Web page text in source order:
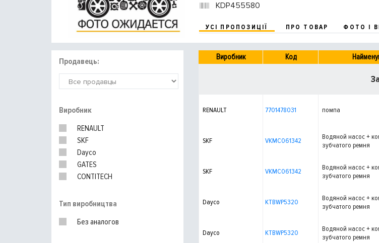
KDP455580
УСІ ПРОПОЗИЦІЇ ПРО ТОВАР ФОТО І
Продавець:
Виробник
RENAULT
SKF
Dayco
GATES
CONTITECH
Тип виробництва
Без аналогов
Виробник Код
RENAULT 7701478031 помпа
SKF VKMC061342
Водяной насос +
зубчатого ремня
SKF VKMC061342
Водяной насос +
зубчатого ремня
Dayco KTBWP5320
Водяной насос +
зубчатого ремня
Dayco KTBWP5320
Водяной насос +
зубчатого ремня